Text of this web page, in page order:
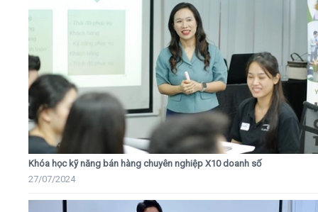
Khóa học kỹ năng bán hàng chuyên nghiệp X10 doanh số
27/07/2024